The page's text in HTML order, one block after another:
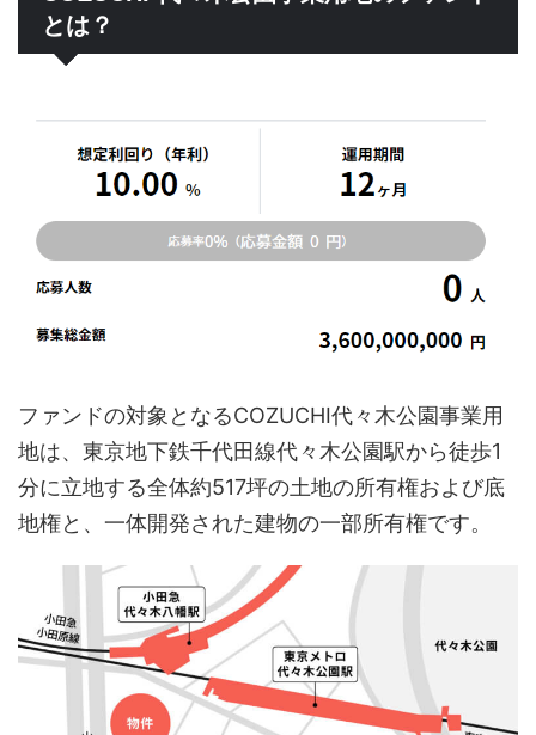
とは？
ファンドの対象となるCOZUCHI代々木公園事業用
地は、東京地下鉄千代田線代々木公園駅から徒歩1
分に立地する全体約517坪の土地の所有権および底
地権と、一体開発された建物の一部所有権です。